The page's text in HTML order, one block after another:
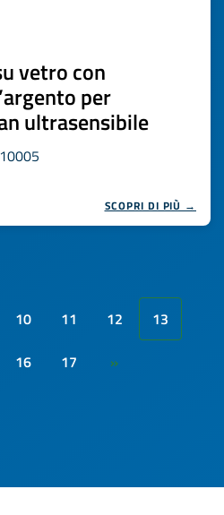
vetro con
per
ultrasensibile
SCOPRI DI PIÙ →
10 11 12
13
16 17 »